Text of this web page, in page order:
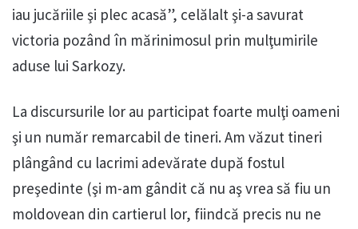
iau jucăriile şi plec acasă”, celălalt şi-a savurat
victoria pozând în mărinimosul prin mulţumirile
aduse lui Sarkozy.
La discursurile lor au participat foarte mulţi oameni
şi un număr remarcabil de tineri. Am văzut tineri
plângând cu lacrimi adevărate după fostul
preşedinte (şi m-am gândit că nu aş vrea să fiu un
moldovean din cartierul lor, fiindcă precis nu ne